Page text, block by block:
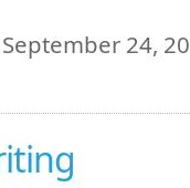
24,